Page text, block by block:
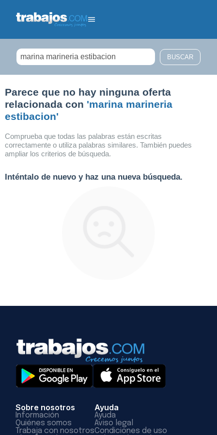
Parece que no hay ninguna oferta
relacionada con 'marina marineria
estibacion'
Comprueba que todas las palabras están escritas
correctamente o utiliza palabras similares. También puedes
ampliar los criterios de búsqueda.
Inténtalo de nuevo y haz una nueva búsqueda.
Sobre nosotros
Información
Quiénes somos
Trabaja con nosotros
Ayuda
Ayuda
Aviso legal
Condiciones de uso